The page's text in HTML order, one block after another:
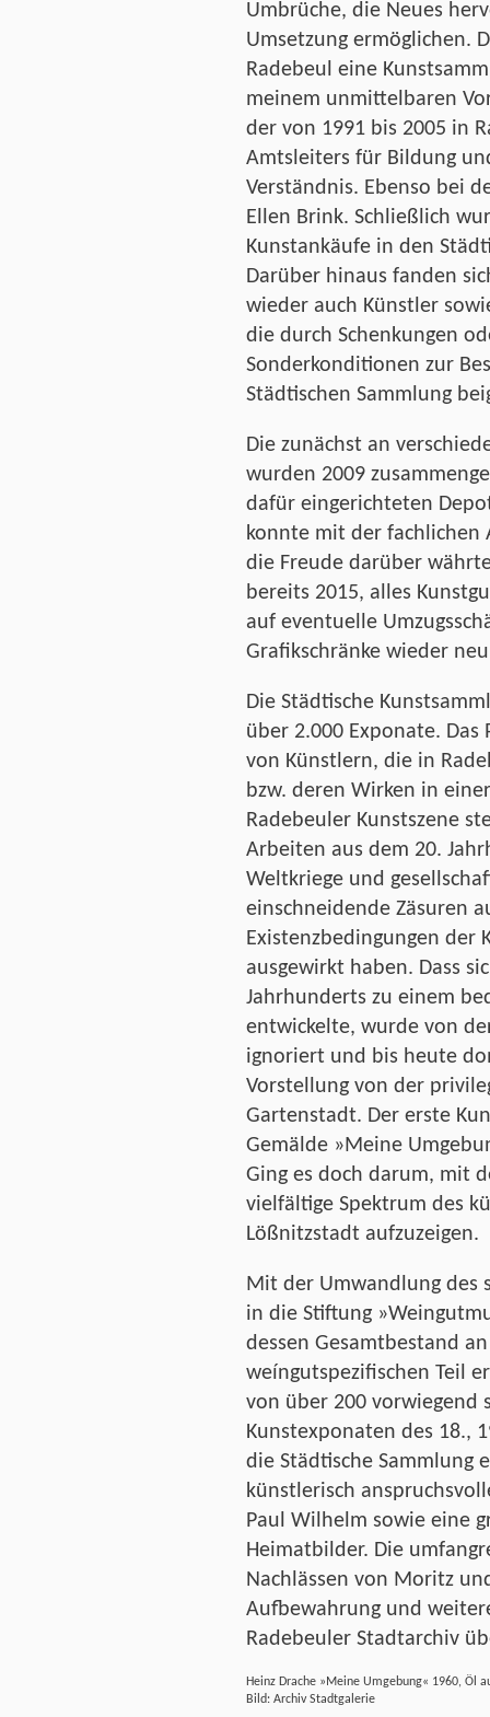
Umbrüche, die Neues
Umsetzung ermöglichen.
Radebeul eine
meinem unmittelbaren
der von 1991 bis 2005 in
Amtsleiters für Bildung
Verständnis. Ebenso bei
Ellen Brink. Schließlich
Kunstankäufe in den
Darüber hinaus fanden
wieder auch Künstler
die durch Schenkungen
Sonderkonditionen zur
Städtischen Sammlung
Die zunächst an
wurden 2009
dafür eingerichteten
konnte mit der fachlichen
die Freude darüber
bereits 2015, alles
auf eventuelle
Grafikschränke wieder
Die Städtische
über 2.000 Exponate.
von Künstlern, die in
bzw. deren Wirken in
Radebeuler Kunstszene
Arbeiten aus dem 20.
Weltkriege und
einschneidende Zäsuren
Existenzbedingungen
ausgewirkt haben. Dass
Jahrhunderts zu einem
entwickelte, wurde von
ignoriert und bis heute
Vorstellung von der
Gartenstadt. Der erste
Gemälde »Meine
Ging es doch darum, mit
vielfältige Spektrum des
Lößnitzstadt aufzuzeigen.
Mit der Umwandlung des
in die Stiftung
dessen Gesamtbestand
weíngutspezifischen Teil
von über 200 vorwiegend
Kunstexponaten des 18.,
die Städtische Sammlung
künstlerisch
Paul Wilhelm sowie eine
Heimatbilder. Die
Nachlässen von Moritz
Aufbewahrung und
Radebeuler Stadtarchiv
Heinz Drache »Meine Umgebung« 1960, Öl
Bild: Archiv Stadtgalerie